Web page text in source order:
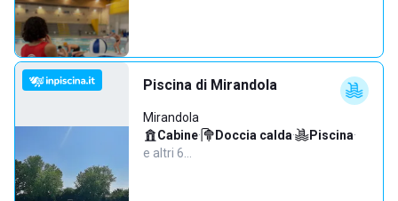
Piscina di Mirandola
Mirandola
Cabine· Doccia calda· Piscina·
e altri 6…